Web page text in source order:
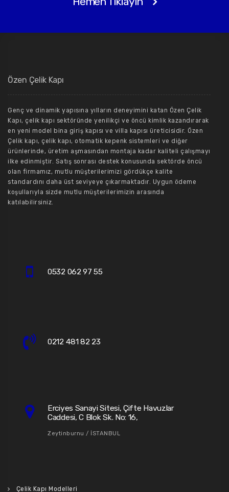
Özen Çelik Kapı
Genç ve dinamik yapısına yılların deneyimini katan Özen Çelik
Kapı, çelik kapı sektöründe yenilikçi ve öncü kimlik kazandırarak
en yeni model bina giriş kapısı ve villa kapısı üreticisidir. Özen
Çelik kapı, çelik kapı, otomatik kepenk sistemleri ve diğer
ürünlerinde, üretim aşmasından montaja kadar kaliteli çalışmayı
ilke edinmiştir. Satış sonrası destek konusunda sektörde öncü
olan firmamız, mutlu müşterilerimizi gördükçe kalite
standardını daha üst seviyeye çıkarmaktadır. Uygun ödeme
koşullarıyla sizde mutlu müşterilerimizin arasında
katılabilirsiniz.
0532 062 97 55
0212 481 82 23
Erciyes Sanayi Sitesi, Çifte Havuzlar
Caddesi, C Blok Sk. No: 16,
Zeytinburnu / İSTANBUL
Çelik Kapı Modelleri